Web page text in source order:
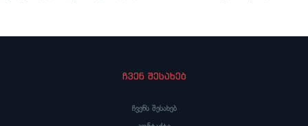
ჩვენ შესახებ
ჩვენს შესახებ